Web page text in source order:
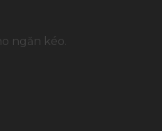
ngăn kéo.